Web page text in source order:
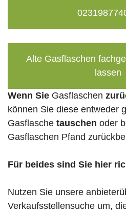
Alte Gasflaschen
lassen
Wenn Sie Gasflaschen
können Sie diese entweder
Gasflasche tauschen oder
Gasflaschen Pfand
Für beides sind Sie hier
Nutzen Sie unsere
Verkaufsstellensuche um,